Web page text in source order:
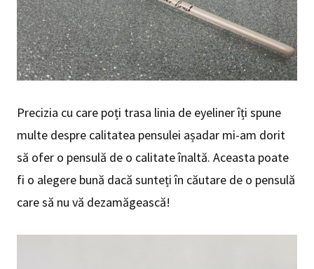
Precizia cu care poți trasa linia de eyeliner îți spune
multe despre calitatea pensulei așadar mi-am dorit
să ofer o pensulă de o calitate înaltă. Aceasta poate
fi o alegere bună dacă sunteți în căutare de o pensulă
care să nu vă dezamăgească!